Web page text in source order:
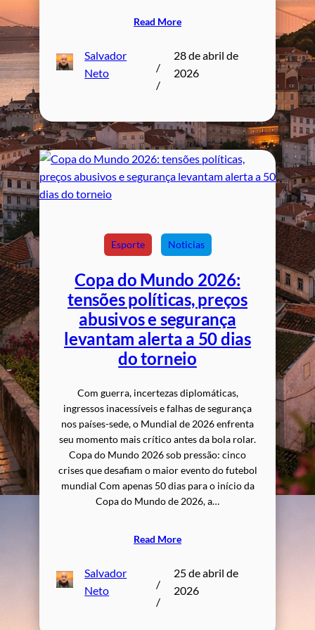
Read More
Salvador
Neto
/
/
28 de abril de
2026
Esporte Noticias
Copa do Mundo 2026:
tensões políticas, preços
abusivos e segurança
levantam alerta a 50 dias
do torneio
Com guerra, incertezas diplomáticas,
ingressos inacessíveis e falhas de segurança
nos países-sede, o Mundial de 2026 enfrenta
seu momento mais crítico antes da bola rolar.
Copa do Mundo 2026 sob pressão: cinco
crises que desafiam o maior evento do futebol
mundial Com apenas 50 dias para o início da
Copa do Mundo de 2026, a…
Read More
Salvador
Neto
/
/
25 de abril de
2026